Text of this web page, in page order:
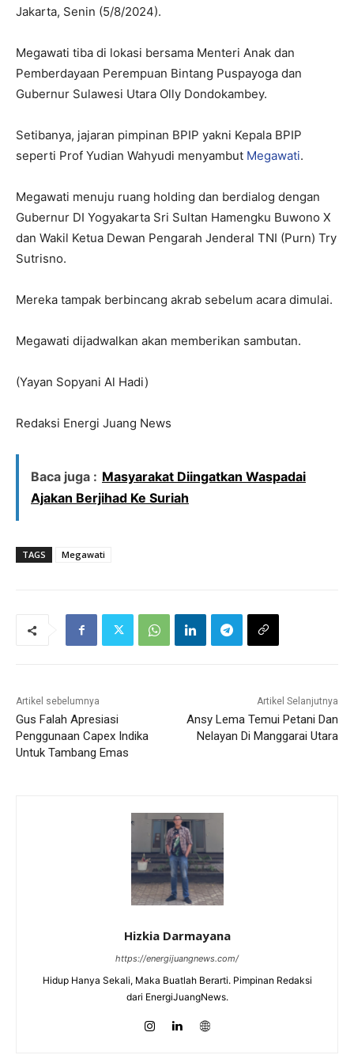
Jakarta, Senin (5/8/2024).
Megawati tiba di lokasi bersama Menteri Anak dan
Pemberdayaan Perempuan Bintang Puspayoga dan
Gubernur Sulawesi Utara Olly Dondokambey.
Setibanya, jajaran pimpinan BPIP yakni Kepala BPIP
seperti Prof Yudian Wahyudi menyambut Megawati.
Megawati menuju ruang holding dan berdialog dengan
Gubernur DI Yogyakarta Sri Sultan Hamengku Buwono X
dan Wakil Ketua Dewan Pengarah Jenderal TNI (Purn) Try
Sutrisno.
Mereka tampak berbincang akrab sebelum acara dimulai.
Megawati dijadwalkan akan memberikan sambutan.
(Yayan Sopyani Al Hadi)
Redaksi Energi Juang News
Baca juga : Masyarakat Diingatkan Waspadai
Ajakan Berjihad Ke Suriah
TAGS Megawati
Artikel sebelumnya
Gus Falah Apresiasi
Penggunaan Capex Indika
Untuk Tambang Emas
Artikel Selanjutnya
Ansy Lema Temui Petani Dan
Nelayan Di Manggarai Utara
Hizkia Darmayana
https://energijuangnews.com/
Hidup Hanya Sekali, Maka Buatlah Berarti. Pimpinan Redaksi
dari EnergiJuangNews.